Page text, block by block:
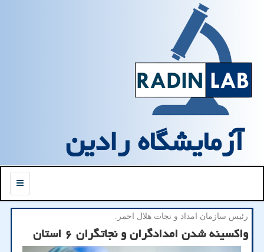
آزمایشگاه رادین
منو
رئیس سازمان امداد و نجات هلال احمر.
️واكسینه شدن امدادگران و نجاتگران ۶ استان